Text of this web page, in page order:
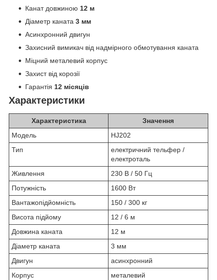
Канат довжиною 12 м
Діаметр каната 3 мм
Асинхронний двигун
Захисний вимикач від надмірного обмотування каната
Міцний металевий корпус
Захист від корозії
Гарантія 12 місяців
Характеристики
Характеристика
Значення
Модель
HJ202
Тип
електричний тельфер /
електроталь
Живлення
230 В / 50 Гц
Потужність
1600 Вт
Вантажопідйомність
150 / 300 кг
Висота підйому
12 / 6 м
Довжина каната
12 м
Діаметр каната
3 мм
Двигун
асинхронний
Корпус
металевий